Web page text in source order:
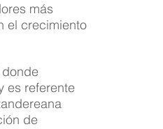
más
el crecimiento
es referente
de